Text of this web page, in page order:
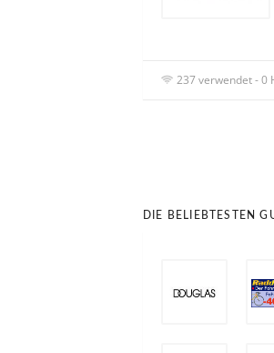
237 verwendet - 0
DIE BELIEBTESTEN